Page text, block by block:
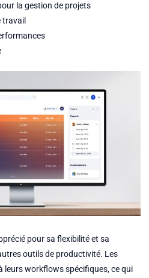
la gestion de projets
travail
pour sa flexibilité et sa
outils de productivité. Les
leurs workflows spécifiques, ce qui